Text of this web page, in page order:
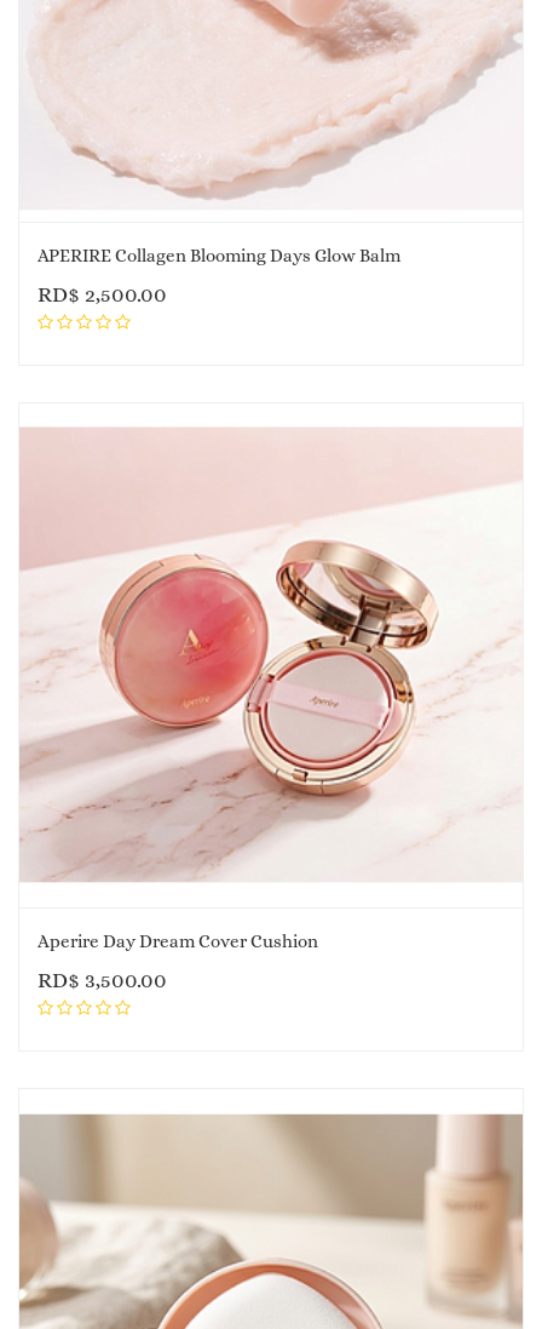
APERIRE Collagen Blooming Days Glow Balm
RD$ 2,500.00
Aperire Day Dream Cover Cushion
RD$ 3,500.00